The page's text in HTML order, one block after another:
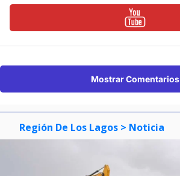
Mostrar Comentarios
Región De Los Lagos > Noticia